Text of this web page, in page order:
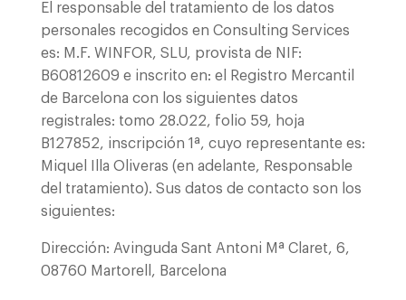
El responsable del tratamiento de los datos
personales recogidos en Consulting Services
es: M.F. WINFOR, SLU, provista de NIF:
B60812609 e inscrito en: el Registro Mercantil
de Barcelona con los siguientes datos
registrales: tomo 28.022, folio 59, hoja
B127852, inscripción 1ª, cuyo representante es:
Miquel Illa Oliveras (en adelante, Responsable
del tratamiento). Sus datos de contacto son los
siguientes:
Dirección: Avinguda Sant Antoni Mª Claret, 6,
08760 Martorell, Barcelona